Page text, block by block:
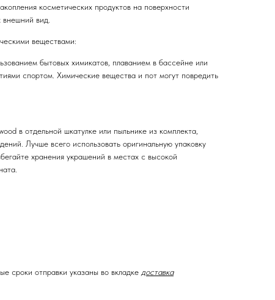
косметических продуктов на поверхности
вид.
веществами:
бытовых химикатов, плаванием в бассейне или
спортом. Химические вещества и пот могут повредить
в отдельной шкатулке или пыльнике из комплекта,
Лучше всего использовать оригинальную упаковку
хранения украшений в местах с высокой
сроки отправки указаны во вкладке доставка